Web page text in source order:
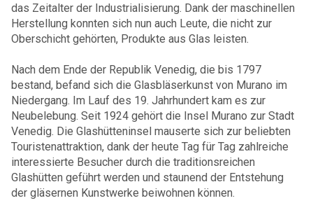
das Zeitalter der Industrialisierung. Dank der maschinellen
Herstellung konnten sich nun auch Leute, die nicht zur
Oberschicht gehörten, Produkte aus Glas leisten.
Nach dem Ende der Republik Venedig, die bis 1797
bestand, befand sich die Glasbläserkunst von Murano im
Niedergang. Im Lauf des 19. Jahrhundert kam es zur
Neubelebung. Seit 1924 gehört die Insel Murano zur Stadt
Venedig. Die Glashütteninsel mauserte sich zur beliebten
Touristenattraktion, dank der heute Tag für Tag zahlreiche
interessierte Besucher durch die traditionsreichen
Glashütten geführt werden und staunend der Entstehung
der gläsernen Kunstwerke beiwohnen können.